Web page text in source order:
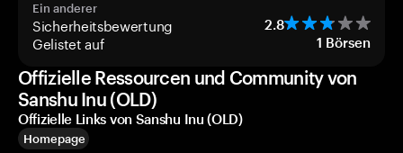
Ein anderer
Sicherheitsbewertung 2.8
Gelistet auf 1 Börsen
Offizielle Ressourcen und Community von
Sanshu Inu (OLD)
Offizielle Links von Sanshu Inu (OLD)
Homepage